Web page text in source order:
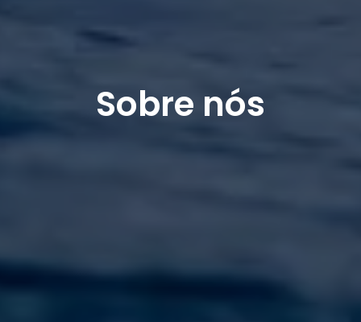
Sobre nós